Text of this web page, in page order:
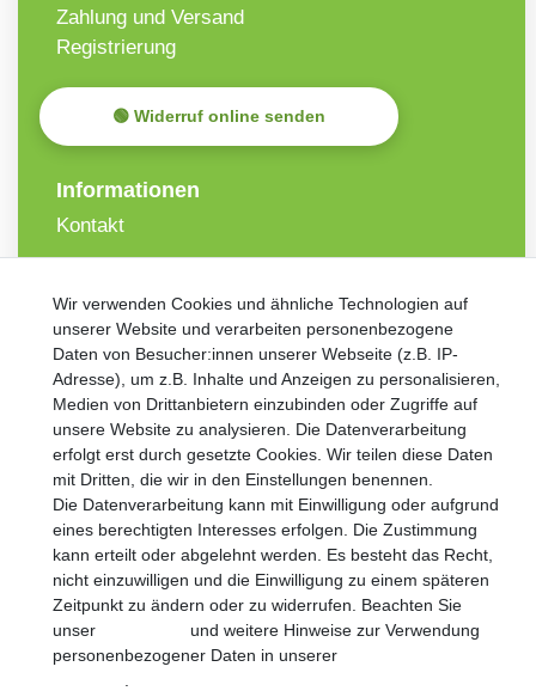
Zahlung und Versand
Registrierung
🟢 Widerruf online senden
Informationen
Kontakt
E-MAIL **
Newsletter
Honig
gelesen
habe. Meine Einwilligung kann ich jederzeit widerrufen.**
** Hierbei handelt es sich um ein Pflichtfeld.
Widerrufs­recht Impressum Daten­schutz­erklärung
Wir verwenden Cookies und ähnliche Technologien auf
unserer Website und verarbeiten personenbezogene
Daten von Besucher:innen unserer Webseite (z.B. IP-
Adresse), um z.B. Inhalte und Anzeigen zu personalisieren,
Medien von Drittanbietern einzubinden oder Zugriffe auf
unsere Website zu analysieren. Die Datenverarbeitung
erfolgt erst durch gesetzte Cookies. Wir teilen diese Daten
mit Dritten, die wir in den Einstellungen benennen.
Die Datenverarbeitung kann mit Einwilligung oder aufgrund
eines berechtigten Interesses erfolgen. Die Zustimmung
kann erteilt oder abgelehnt werden. Es besteht das Recht,
nicht einzuwilligen und die Einwilligung zu einem späteren
Zeitpunkt zu ändern oder zu widerrufen. Beachten Sie
unser
und weitere Hinweise zur Verwendung
personenbezogener Daten in unserer